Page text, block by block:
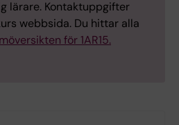
lärare. Kontaktuppgifter
webbsida. Du hittar alla
för 1AR15.